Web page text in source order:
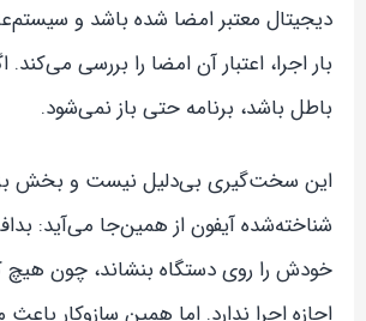
دیجیتال معتبر امضا شده باشد و
بار اجرا، اعتبار آن امضا را بررسی می‌کند.
باطل باشد، برنامه حتی باز نمی‌شود.
این سخت‌گیری بی‌دلیل نیست و بخش
شناخته‌شده آیفون از همین‌جا می‌آید:
خودش را روی دستگاه بنشاند، چون
اجازه اجرا ندارد. اما همین ساز‌و‌کار